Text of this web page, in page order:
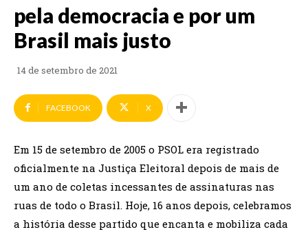
pela democracia e por um
Brasil mais justo
14 de setembro de 2021
FACEBOOK X
Em 15 de setembro de 2005 o PSOL era registrado
oficialmente na Justiça Eleitoral depois de mais de
um ano de coletas incessantes de assinaturas nas
ruas de todo o Brasil. Hoje, 16 anos depois, celebramos
a história desse partido que encanta e mobiliza cada